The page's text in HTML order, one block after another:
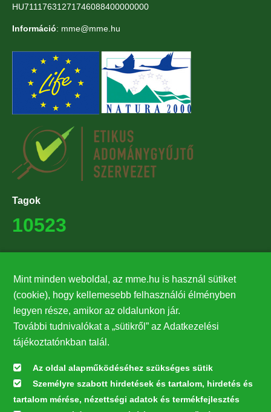
HU71117631271746088400000000
Információ: mme@mme.hu
Tagok
10523
27224
Hírlevél feliratkozás
Értesüljön elsőként legfrissebb híreinkről, eseményeinkről!
Feliratkozás
Mint minden weboldal, az mme.hu is használ sütiket
(cookie), hogy kellemesebb felhasználói élményben
legyen része, amikor az oldalunkon jár.
További tudnivalókat a „sütikről” az Adatkezelési
tájékoztatónkban talál.
Az oldal alapműködéséhez szükséges sütik
Személyre szabott hirdetések és tartalom, hirdetés és
tartalom mérése, nézettségi adatok és termékfejlesztés